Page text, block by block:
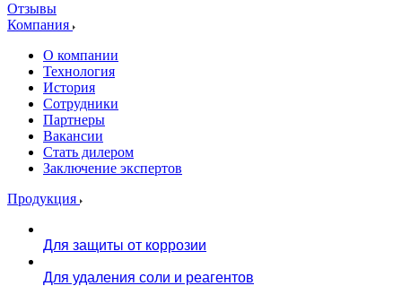
Отзывы
Компания
О компании
Технология
История
Сотрудники
Партнеры
Вакансии
Стать дилером
Заключение экспертов
Продукция
Для защиты от коррозии
Для удаления соли и реагентов